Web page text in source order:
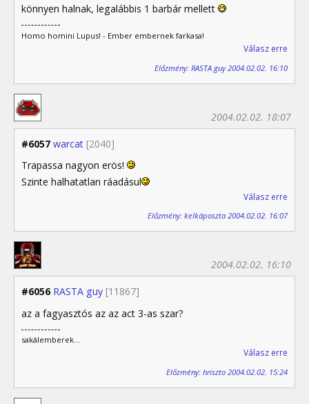
könnyen halnak, legalábbis 1 barbár mellett
Homo homini Lupus! - Ember embernek farkasa!
Válasz erre
Előzmény: RASTA guy 2004.02.02. 16:10
#6057 warcat [2040]
2004.02.02. 18:07
Trapassa nagyon erös!
Szinte halhatatlan ráadásul
Válasz erre
Előzmény: kelkáposzta 2004.02.02. 16:07
#6056 RASTA guy [11867]
2004.02.02. 16:10
az a fagyasztós az az act 3-as szar?
sakálemberek...
Válasz erre
Előzmény: hriszto 2004.02.02. 15:24